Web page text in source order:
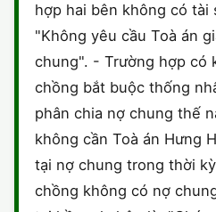
hợp hai bên không có tài
"Không yêu cầu Toà án
chung". - Trường hợp có
chồng bắt buộc thống
phân chia nợ chung thế
không cần Toà án Hưng
tại nợ chung trong thời
chồng không có nợ